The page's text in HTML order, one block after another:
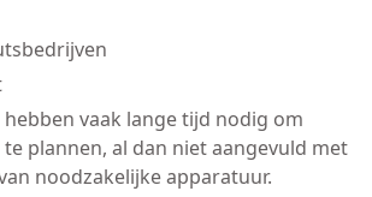
vaak lange tijd nodig om
plannen, al dan niet aangevuld met
noodzakelijke apparatuur.